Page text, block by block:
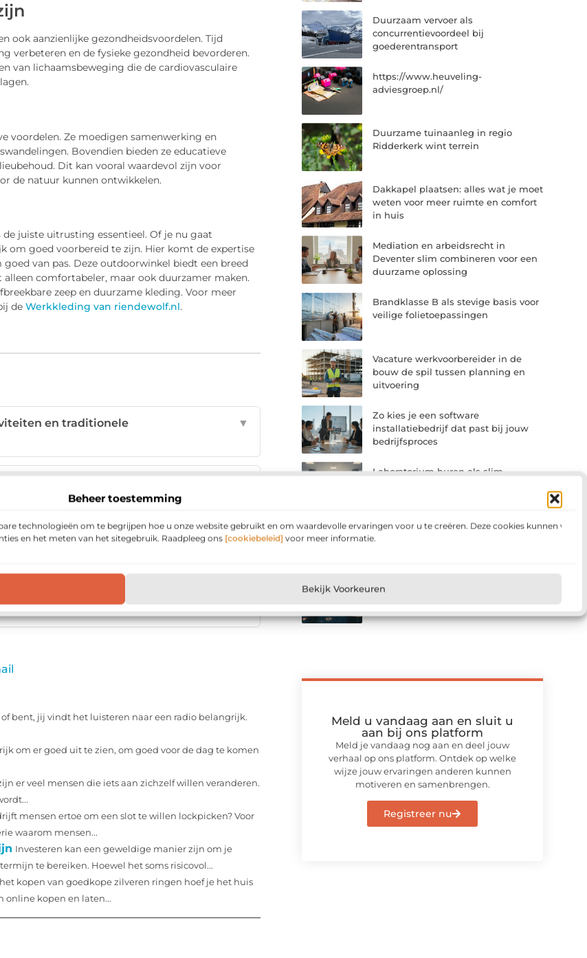
Beheer toestemming
technologieën om te begrijpen hoe u onze website gebruikt en om waardevolle ervaringen voor u te creëren. Deze cookies kunnen voor
en het meten van het sitegebruik. Raadpleeg ons [cookiebeleid] voor meer informatie.
Bekijk Voorkeuren
ook aanzienlijke gezondheidsvoordelen. Tijd
verbeteren en de fysieke gezondheid bevorderen.
van lichaamsbeweging die de cardiovasculaire
voordelen. Ze moedigen samenwerking en
Bovendien bieden ze educatieve
Dit kan vooral waardevol zijn voor
de natuur kunnen ontwikkelen.
juiste uitrusting essentieel. Of je nu gaat
om goed voorbereid te zijn. Hier komt de expertise
van pas. Deze outdoorwinkel biedt een breed
comfortabeler, maar ook duurzamer maken.
zeep en duurzame kleding. Voor meer
de Werkkleding van riendewolf.nl.
en traditionele
▼
geschikt voor kinderen? ▼
outdooractiviteiten? ▼
of bent, jij vindt het luisteren naar een radio belangrijk.
om er goed uit te zien, om goed voor de dag te komen
er veel mensen die iets aan zichzelf willen veranderen.
mensen ertoe om een slot te willen lockpicken? Voor
waarom mensen...
Investeren kan een geweldige manier zijn om je
te bereiken. Hoewel het soms risicovol...
kopen van goedkope zilveren ringen hoef je het huis
online kopen en laten...
Duurzaam vervoer als
concurrentievoordeel bij
goederentransport
https://www.heuveling-
adviesgroep.nl/
Duurzame tuinaanleg in regio
Ridderkerk wint terrein
Dakkapel plaatsen: alles wat je moet
weten voor meer ruimte en comfort
in huis
Mediation en arbeidsrecht in
Deventer slim combineren voor een
duurzame oplossing
Brandklasse B als stevige basis voor
veilige folietoepassingen
Vacature werkvoorbereider in de
bouw de spil tussen planning en
uitvoering
Zo kies je een software
installatiebedrijf dat past bij jouw
bedrijfsproces
Laboratorium huren als slim
Een nieuwe invulling van je tijd met
betekenisvol werk
Waarom linkbuilding belangrijk
optimalisatie
Meld u vandaag aan en sluit u
aan bij ons platform
Meld je vandaag nog aan en deel jouw
verhaal op ons platform. Ontdek op welke
wijze jouw ervaringen anderen kunnen
motiveren en samenbrengen.
Registreer nu